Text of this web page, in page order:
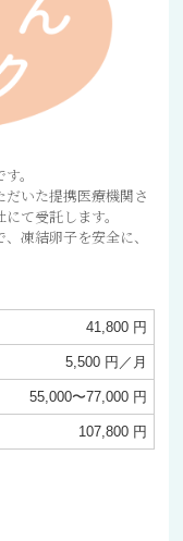
。
いた提携医療機関さ
て受託します。
凍結卵子を安全に、
41,800 円
5,500 円／月
55,000〜77,000 円
107,800 円